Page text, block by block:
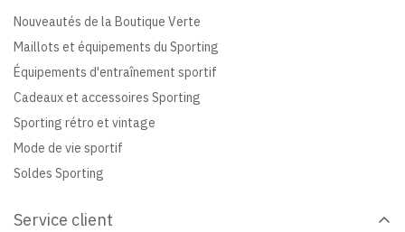
Nouveautés de la Boutique Verte
Maillots et équipements du Sporting
Équipements d'entraînement sportif
Cadeaux et accessoires Sporting
Sporting rétro et vintage
Mode de vie sportif
Soldes Sporting
Service client